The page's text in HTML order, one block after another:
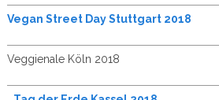
Vegan Street Day Stuttgart 2018
Veggienale Köln 2018